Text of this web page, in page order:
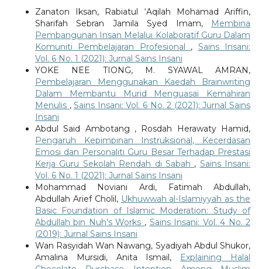
Zanaton Iksan, Rabiatul ‘Aqilah Mohamad Ariffin,
Sharifah Sebran Jamila Syed Imam,
Membina
Pembangunan Insan Melalui Kolaboratif Guru Dalam
Komuniti Pembelajaran Profesional , Sains Insani:
Vol. 6 No. 1 (2021): Jurnal Sains Insani
YOKE NEE TIONG, M. SYAWAL AMRAN,
Pembelajaran Menggunakan Kaedah Brainwriting
Dalam Membantu Murid Menguasai Kemahiran
Menulis ,Sains Insani: Vol. 6 No. 2 (2021): Jurnal Sains
Insani
Abdul Said Ambotang , Rosdah Herawaty Hamid,
Pengaruh Kepimpinan Instruksional, Kecerdasan
Emosi dan Personaliti Guru Besar Terhadap Prestasi
Kerja Guru Sekolah Rendah di Sabah , Sains Insani:
Vol. 6 No. 1 (2021): Jurnal Sains Insani
Mohammad Noviani Ardi, Fatimah Abdullah,
Abdullah Arief Cholil, Ukhuwwah al-Islamiyyah as the
Basic Foundation of Islamic Moderation: Study of
Abdullah bin Nuh’s Works , Sains Insani: Vol. 4 No. 2
(2019): Jurnal Sains Insani
Wan Rasyidah Wan Nawang, Syadiyah Abdul Shukor,
Amalina Mursidi, Anita Ismail, Explaining Halal